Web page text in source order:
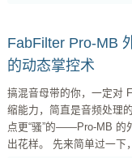
FabFilter Pro-MB
的动态掌控术
搞混音母带的你，一定对
缩能力，简直是音频处理
点更“骚”的——Pro-MB 的
出花样。 先来简单过一下，啥是侧链？ 侧链压缩，简单说就是让一个音轨